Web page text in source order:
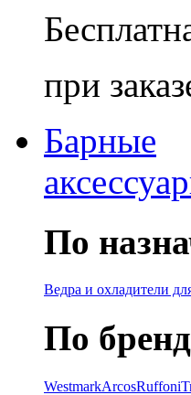
при
Барные
По
Ведра и охладители
По
WestmarkArcosRuffoni